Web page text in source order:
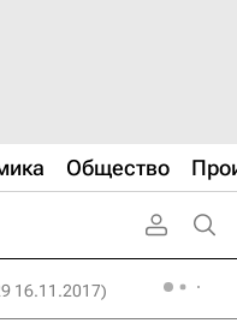
Общество
16.11.2017)